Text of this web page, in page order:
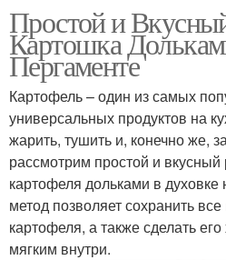
Простой и
Картошка
Пергаменте
Картофель – один из самых
универсальных продуктов на
жарить, тушить и, конечно же,
рассмотрим простой и вкусный
картофеля дольками в духовке
метод позволяет сохранить
картофеля, а также сделать
мягким внутри.